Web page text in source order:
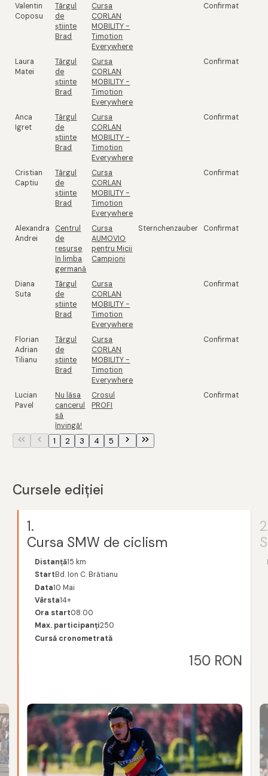
Valentin
Coposu
Târgul
de
știinte
Brad
Cursa
CORLAN
MOBILITY -
Timotion
Everywhere
Confirmat
Laura
Matei
Târgul
de
știinte
Brad
Cursa
CORLAN
MOBILITY -
Timotion
Everywhere
Confirmat
Anca
Igret
Târgul
de
știinte
Brad
Cursa
CORLAN
MOBILITY -
Timotion
Everywhere
Confirmat
Cristian
Captiu
Târgul
de
știinte
Brad
Cursa
CORLAN
MOBILITY -
Timotion
Everywhere
Confirmat
Alexandra
Andrei
Centrul
de
resurse
în limba
germană
Cursa
AUMOVIO
pentru Micii
Campioni
Sternchenzauber Confirmat
Diana
Suta
Târgul
de
știinte
Brad
Cursa
CORLAN
MOBILITY -
Timotion
Everywhere
Confirmat
Florian
Adrian
Tilianu
Târgul
de
știinte
Brad
Cursa
CORLAN
MOBILITY -
Timotion
Everywhere
Confirmat
Lucian
Pavel
Nu lăsa
cancerul
să
învingă!
Crosul
PROFI
Confirmat
1 2 3 4 5
Cursele ediției
1.
Cursa SMW de ciclism
Distanță15 km
StartBd. Ion C. Brătianu
Data10 Mai
Vârsta14+
Ora start08:00
Max. participanți250
Cursă cronometrată
150 RON